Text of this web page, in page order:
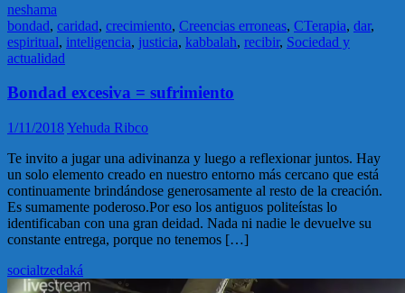
neshama
bondad, caridad, crecimiento, Creencias erroneas, CTerapia, dar,
espiritual, inteligencia, justicia, kabbalah, recibir, Sociedad y
actualidad
Bondad excesiva = sufrimiento
1/11/2018Yehuda Ribco
Te invito a jugar una adivinanza y luego a reflexionar juntos. Hay
un solo elemento creado en nuestro entorno más cercano que está
continuamente brindándose generosamente al resto de la creación.
Es sumamente poderoso.Por eso los antiguos politeístas lo
identificaban con una gran deidad. Nada ni nadie le devuelve su
constante entrega, porque no tenemos […]
socialtzedaká